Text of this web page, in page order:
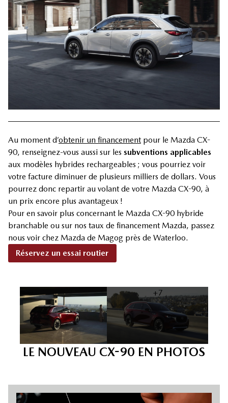
Au moment d’obtenir un financement pour le Mazda CX-
90, renseignez-vous aussi sur les subventions applicables
aux modèles hybrides rechargeables ; vous pourriez voir
votre facture diminuer de plusieurs milliers de dollars. Vous
pourrez donc repartir au volant de votre Mazda CX-90, à
un prix encore plus avantageux !
Pour en savoir plus concernant le Mazda CX-90 hybride
branchable ou sur nos taux de financement Mazda, passez
nous voir chez Mazda de Magog près de Waterloo.
Réservez un essai routier
+7
LE NOUVEAU CX-90 EN PHOTOS